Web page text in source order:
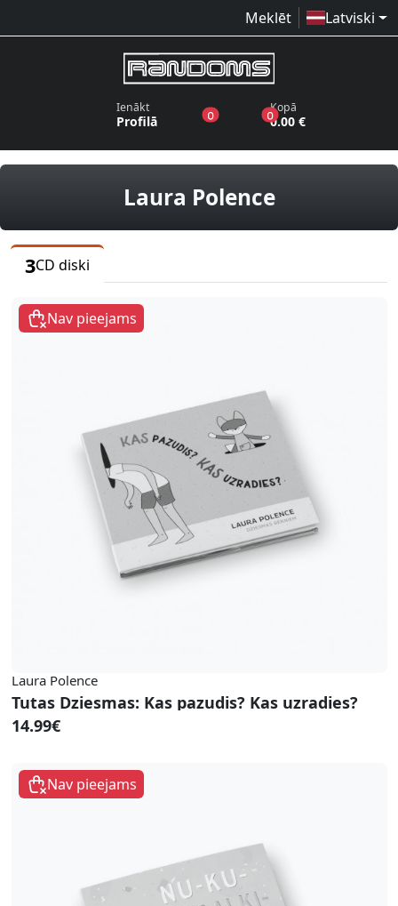
Meklēt Latviski
Ienākt
Profilā 0produkti vēlmju sarakstā
0produkti grozā
Kopā
0.00 €
Laura PolenceCD diski
3CD diski
Nav pieejams
Laura Polence
Tutas Dziesmas: Kas pazudis? Kas uzradies?
14.99€
Nav pieejams